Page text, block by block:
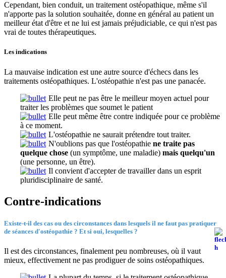
Cependant, bien conduit, un traitement ostéopathique, même s'il
n'apporte pas la solution souhaitée, donne en général au patient un
meilleur état d'être et ne lui est jamais préjudiciable, ce qui n'est pas
vrai de toutes thérapeutiques.
Les indications
La mauvaise indication est une autre source d'échecs dans les
traitements ostéopathiques. L'ostéopathie n'est pas une panacée.
Elle peut ne pas être le meilleur moyen actuel pour
traiter les problèmes que soumet le patient
Elle peut même être contre indiquée pour ce problème
à ce moment.
L'ostéopathie ne saurait prétendre tout traiter.
N'oublions pas que l'ostéopathie ne traite pas
quelque chose (un symptôme, une maladie) mais quelqu'un
(une personne, un être).
Il convient d'accepter de travailler dans un esprit
pluridisciplinaire de santé.
Contre-indications
Existe-t-il des cas ou des circonstances dans lesquels il ne faut pas pratiquer
de séances d'ostéopathie ? Et si oui, lesquelles ?
Il est des circonstances, finalement peu nombreuses, où il vaut
mieux, effectivement ne pas prodiguer de soins ostéopathiques.